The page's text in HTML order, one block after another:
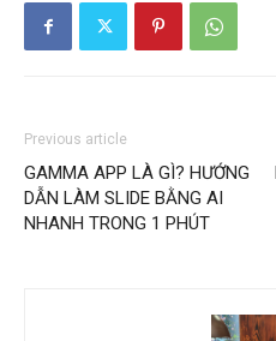
Previous article
GAMMA APP LÀ GÌ? HƯỚNG
DẪN LÀM SLIDE BẰNG AI
NHANH TRONG 1 PHÚT